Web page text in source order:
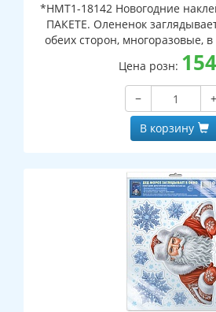
*НМТ1-18142 Новогодние
ПАКЕТЕ. Олененок
обеих сторон, многоразовые,
упаковке, с европодвесом и
Цена розн: 154
−
+
В корзину